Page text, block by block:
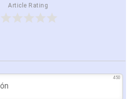
Article Rating
450